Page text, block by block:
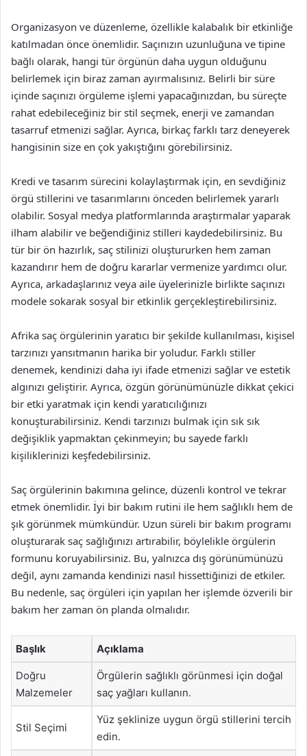
Organizasyon ve düzenleme, özellikle kalabalık bir etkinliğe
katılmadan önce önemlidir. Saçınızın uzunluğuna ve tipine
bağlı olarak, hangi tür örgünün daha uygun olduğunu
belirlemek için biraz zaman ayırmalısınız. Belirli bir süre
içinde saçınızı örgüleme işlemi yapacağınızdan, bu süreçte
rahat edebileceğiniz bir stil seçmek, enerji ve zamandan
tasarruf etmenizi sağlar. Ayrıca, birkaç farklı tarz deneyerek
hangisinin size en çok yakıştığını görebilirsiniz.
Kredi ve tasarım sürecini kolaylaştırmak için, en sevdiğiniz
örgü stillerini ve tasarımlarını önceden belirlemek yararlı
olabilir. Sosyal medya platformlarında araştırmalar yaparak
ilham alabilir ve beğendiğiniz stilleri kaydedebilirsiniz. Bu
tür bir ön hazırlık, saç stilinizi oluştururken hem zaman
kazandırır hem de doğru kararlar vermenize yardımcı olur.
Ayrıca, arkadaşlarınız veya aile üyelerinizle birlikte saçınızı
modele sokarak sosyal bir etkinlik gerçekleştirebilirsiniz.
Afrika saç örgülerinin yaratıcı bir şekilde kullanılması, kişisel
tarzınızı yansıtmanın harika bir yoludur. Farklı stiller
denemek, kendinizi daha iyi ifade etmenizi sağlar ve estetik
algınızı geliştirir. Ayrıca, özgün görünümünüzle dikkat çekici
bir etki yaratmak için kendi yaratıcılığınızı
konuşturabilirsiniz. Kendi tarzınızı bulmak için sık sık
değişiklik yapmaktan çekinmeyin; bu sayede farklı
kişiliklerinizi keşfedebilirsiniz.
Saç örgülerinin bakımına gelince, düzenli kontrol ve tekrar
etmek önemlidir. İyi bir bakım rutini ile hem sağlıklı hem de
şık görünmek mümkündür. Uzun süreli bir bakım programı
oluşturarak saç sağlığınızı artırabilir, böylelikle örgülerin
formunu koruyabilirsiniz. Bu, yalnızca dış görünümünüzü
değil, aynı zamanda kendinizi nasıl hissettiğinizi de etkiler.
Bu nedenle, saç örgüleri için yapılan her işlemde özverili bir
bakım her zaman ön planda olmalıdır.
Başlık Açıklama
Doğru
Malzemeler
Örgülerin sağlıklı görünmesi için doğal
saç yağları kullanın.
Stil Seçimi
Yüz şeklinize uygun örgü stillerini tercih
edin.